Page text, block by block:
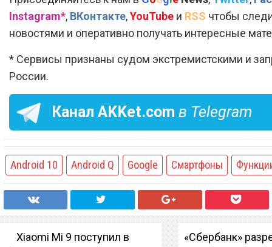
Instagram*, ВКонтакте,YouTube и RSS чтобы
новостями и оперативно получать интересные
* Сервисы признаны судом экстремистскими и
России.
Канал AKKet.com в Telegram
Android 10 Android Q Google Смартфоны
Xiaomi Mi 9 поступил в
«Сбербанк»